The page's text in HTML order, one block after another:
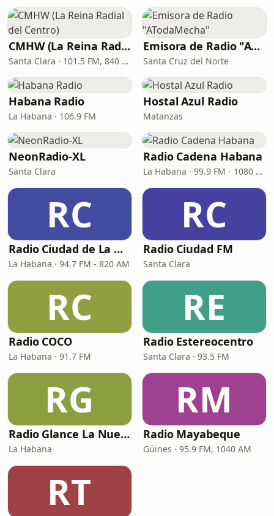
CMHW (La Reina Radial del Centro)
Santa Clara · 101.5 FM, 840 AM
Emisora de Radio "ATodaMecha"
Santa Cruz del Norte
Habana Radio
La Habana · 106.9 FM
Hostal Azul Radio
Matanzas
NeonRadio-XL
Santa Clara
Radio Cadena Habana
La Habana · 99.9 FM - 1080 AM
RC
Radio Ciudad de La Habana
La Habana · 94.7 FM - 820 AM
RC
Radio Ciudad FM
Santa Clara
RC
Radio COCO
La Habana · 91.7 FM
RE
Radio Estereocentro
Santa Clara · 93.5 FM
RG
Radio Glance La Nueva Era
La Habana
RM
Radio Mayabeque
Güines · 95.9 FM, 1040 AM
RT